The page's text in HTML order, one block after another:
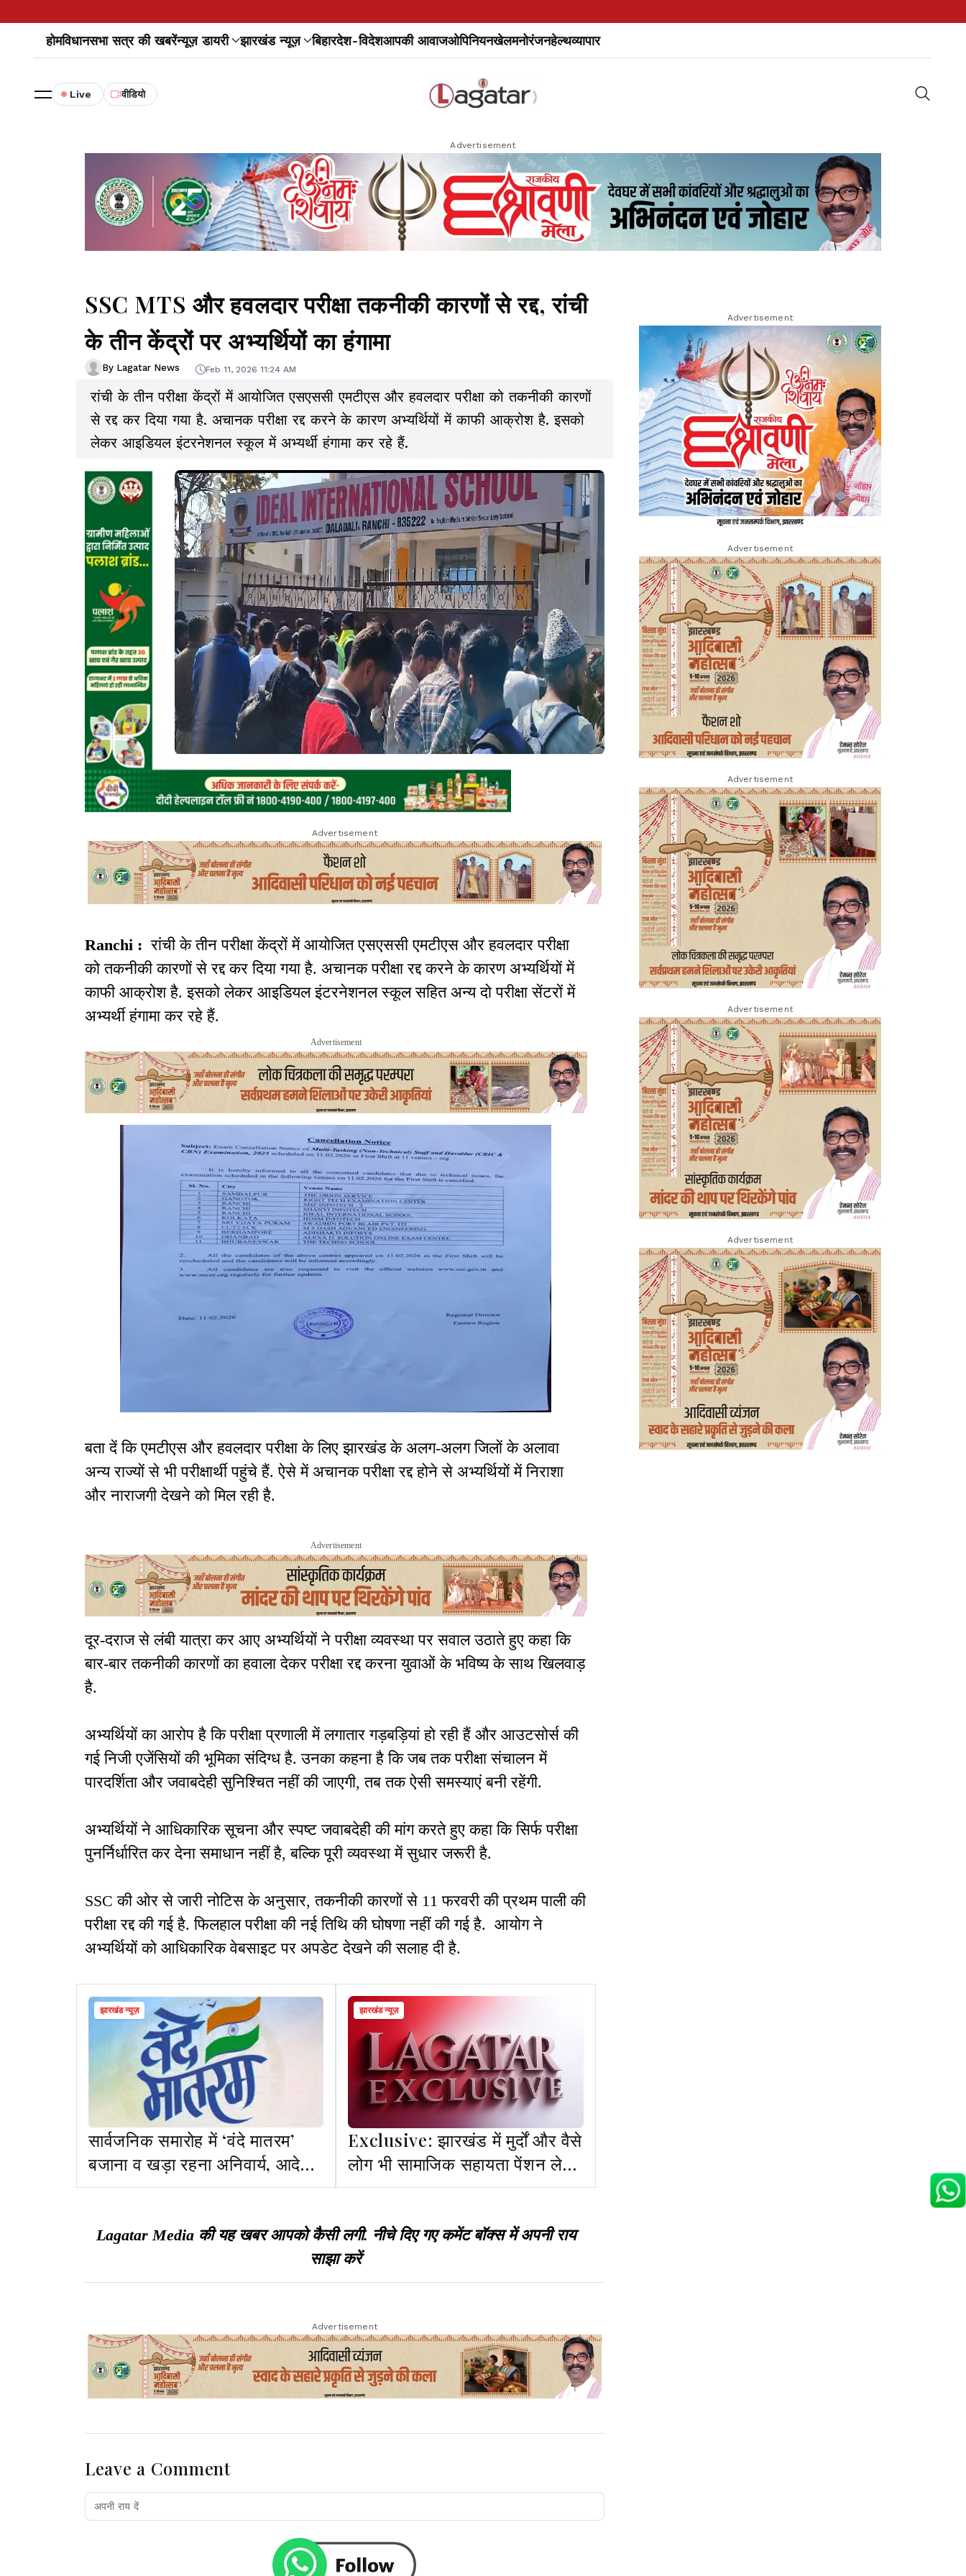
होमविधानसभा सत्र की खबरेंन्यूज़ डायरी झारखंड न्यूज़ बिहारदेश-विदेशआपकी आवाजओपिनियनखेलमनोरंजनहेल्थव्यापार
Live वीडियो
Advertisement
SSC MTS और हवलदार परीक्षा तकनीकी कारणों से रद्द, रांची
के तीन केंद्रों पर अभ्यर्थियों का हंगामा
By Lagatar News Feb 11, 2026 11:24 AM
रांची के तीन परीक्षा केंद्रों में आयोजित एसएससी एमटीएस और हवलदार परीक्षा को तकनीकी कारणों
से रद्द कर दिया गया है. अचानक परीक्षा रद्द करने के कारण अभ्यर्थियों में काफी आक्रोश है. इसको
लेकर आइडियल इंटरनेशनल स्कूल में अभ्यर्थी हंगामा कर रहे हैं.
Advertisement
Ranchi : रांची के तीन परीक्षा केंद्रों में आयोजित एसएससी एमटीएस और हवलदार परीक्षा
को तकनीकी कारणों से रद्द कर दिया गया है. अचानक परीक्षा रद्द करने के कारण अभ्यर्थियों में
काफी आक्रोश है. इसको लेकर आइडियल इंटरनेशनल स्कूल सहित अन्य दो परीक्षा सेंटरों में
अभ्यर्थी हंगामा कर रहे हैं.
Advertisement
बता दें कि एमटीएस और हवलदार परीक्षा के लिए झारखंड के अलग-अलग जिलों के अलावा
अन्य राज्यों से भी परीक्षार्थी पहुंचे हैं. ऐसे में अचानक परीक्षा रद्द होने से अभ्यर्थियों में निराशा
और नाराजगी देखने को मिल रही है.
Advertisement
दूर-दराज से लंबी यात्रा कर आए अभ्यर्थियों ने परीक्षा व्यवस्था पर सवाल उठाते हुए कहा कि
बार-बार तकनीकी कारणों का हवाला देकर परीक्षा रद्द करना युवाओं के भविष्य के साथ खिलवाड़
है.
अभ्यर्थियों का आरोप है कि परीक्षा प्रणाली में लगातार गड़बड़ियां हो रही हैं और आउटसोर्स की
गई निजी एजेंसियों की भूमिका संदिग्ध है. उनका कहना है कि जब तक परीक्षा संचालन में
पारदर्शिता और जवाबदेही सुनिश्चित नहीं की जाएगी, तब तक ऐसी समस्याएं बनी रहेंगी.
अभ्यर्थियों ने आधिकारिक सूचना और स्पष्ट जवाबदेही की मांग करते हुए कहा कि सिर्फ परीक्षा
पुनर्निर्धारित कर देना समाधान नहीं है, बल्कि पूरी व्यवस्था में सुधार जरूरी है.
SSC की ओर से जारी नोटिस के अनुसार, तकनीकी कारणों से 11 फरवरी की प्रथम पाली की
परीक्षा रद्द की गई है. फिलहाल परीक्षा की नई तिथि की घोषणा नहीं की गई है. आयोग ने
अभ्यर्थियों को आधिकारिक वेबसाइट पर अपडेट देखने की सलाह दी है.
झारखंड न्यूज़
सार्वजनिक समारोह में ‘वंदे मातरम’
बजाना व खड़ा रहना अनिवार्य, आदेश
जारी
झारखंड न्यूज़
Exclusive: झारखंड में मुर्दों और वैसे
लोग भी सामाजिक सहायता पेंशन ले
रहे हैं जो इसके हकदार नहीं
Lagatar Media की यह खबर आपको कैसी लगी. नीचे दिए गए कमेंट बॉक्स में अपनी राय
साझा करें
Advertisement
Leave a Comment
Advertisement
Advertisement
Advertisement
Advertisement
Advertisement